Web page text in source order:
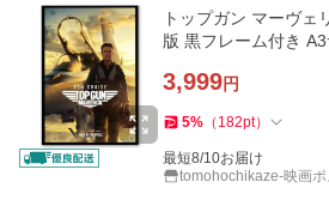
トップガン マーヴェ
版 黒フレーム付き
3,999円
5% （ 182pt）
最短8/10お届け
tomohochikaze-映画ポ